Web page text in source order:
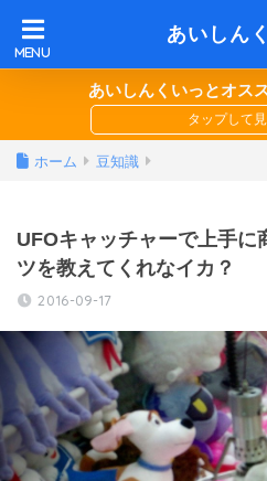
あいしん
あいしんくいっとオス
ホーム 豆知識
UFOキャッチャーで上手に
ツを教えてくれなイカ？
2016-09-17